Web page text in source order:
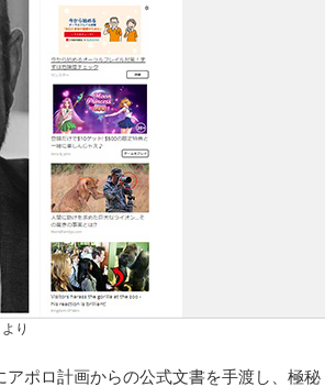
り
ポロ計画からの公式文書を手渡し、極秘